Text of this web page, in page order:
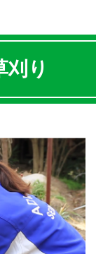
刈り